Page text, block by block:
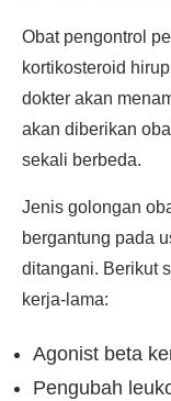
Obat pengontrol
kortikosteroid
dokter akan
akan diberikan
sekali berbeda.
Jenis golongan
bergantung pada
ditangani. Berikut
kerja-lama:
Agonist beta
Pengubah